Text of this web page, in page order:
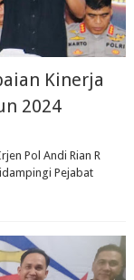
Kinerja
2024
Pol Andi Rian R
Pejabat